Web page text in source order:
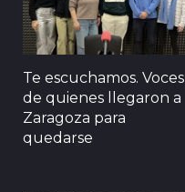
Te escuchamos. Voces
de quienes llegaron a
Zaragoza para
quedarse